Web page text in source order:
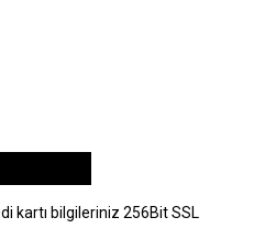
kartı bilgileriniz 256Bit SSL